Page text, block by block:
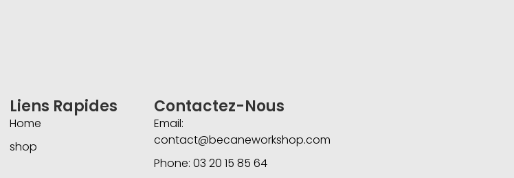
Liens Rapides
Home
shop
Contactez-Nous
Email:
contact@becaneworkshop.com
Phone: 03 20 15 85 64